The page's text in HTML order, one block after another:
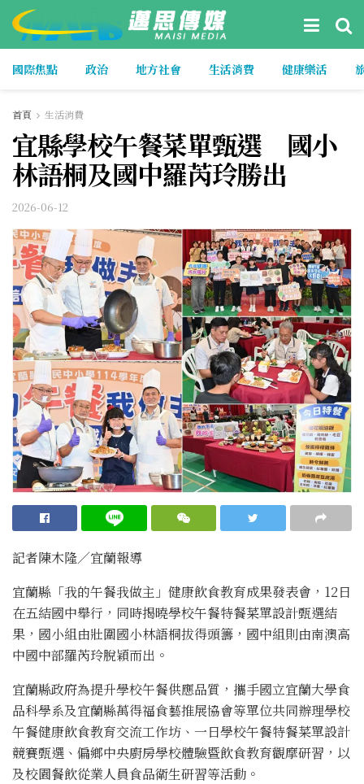
國際焦點 政治 地方社會 生活消費 健康樂活
首頁 生活消費
宜縣學校午餐菜單甄選 國小
林語桐及國中羅芮玲勝出
2026-06-12
記者陳木隆∕宜蘭報導
宜蘭縣「我的午餐我做主」健康飲食教育成果發表會，12日
在五結國中舉行，同時揭曉學校午餐特餐菜單設計甄選結
果，國小組由壯圍國小林語桐拔得頭籌，國中組則由南澳高
中國中部羅芮玲脫穎而出。
宜蘭縣政府為提升學校午餐供應品質，攜手國立宜蘭大學食
品科學系及宜蘭縣萬得福食藝推展協會等單位共同辦理學校
午餐健康飲食教育交流工作坊、一日學校午餐特餐菜單設計
競賽甄選、偏鄉中央廚房學校體驗暨飲食教育觀摩研習，以
及校園餐飲從業人員食品衛生研習等活動。